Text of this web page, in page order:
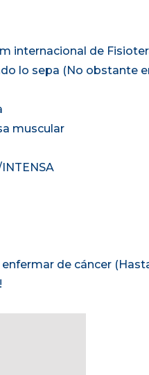
internacional de
lo sepa (No obstante
muscular
de cáncer